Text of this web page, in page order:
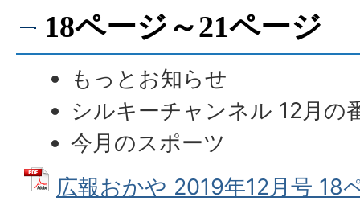
18ページ～21ページ
もっとお知らせ
シルキーチャンネル 12月の
今月のスポーツ
広報おかや 2019年12月号 18